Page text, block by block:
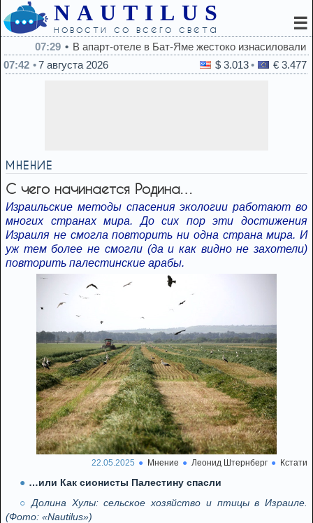
NAUTILUS
новости со всего света ☰
В апарт-отеле в Бат-Яме жестоко изнасиловали 18-
07:42
7 августа 2026 $ 3.013 € 3.477
МНЕНИЕ
С чего начинается Родина…
Израильские методы спасения экологии работают во
многих странах мира. До сих пор эти достижения
Израиля не смогла повторить ни одна страна мира. И
уж тем более не смогли (да и как видно не захотели)
повторить палестинские арабы.
22.05.2025 Мнение Леонид Штернберг Кстати
…или Как сионисты Палестину спасли
Долина Хулы: сельское хозяйство и птицы в Израиле.
(Фото: «Nautilus»)